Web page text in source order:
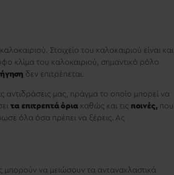
Στοιχείο του καλοκαιριού είναι και
κλίμα του καλοκαιριού, σημαντικό ρόλο
δεν επιτρέπεται.
αντιδράσεις μας, πράγμα το οποίο μπορεί να
τα επιτρεπτά όριακαθώς και τις ποινές,που
όλα όσα πρέπει να ξέρεις. Ας
μπορούν να μειώσουν τα αντανακλαστικά